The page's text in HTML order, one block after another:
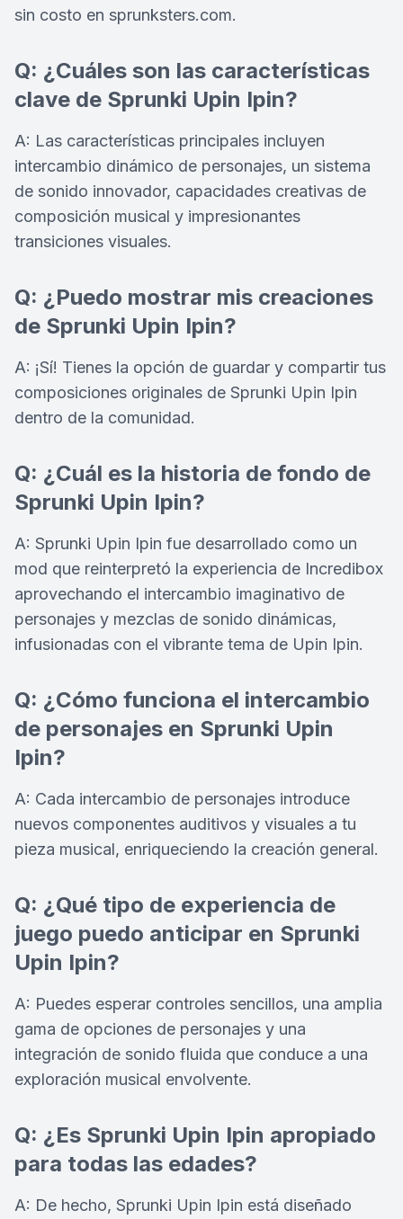
sin costo en sprunksters.com.
Q: ¿Cuáles son las características
clave de Sprunki Upin Ipin?
A: Las características principales incluyen
intercambio dinámico de personajes, un sistema
de sonido innovador, capacidades creativas de
composición musical y impresionantes
transiciones visuales.
Q: ¿Puedo mostrar mis creaciones
de Sprunki Upin Ipin?
A: ¡Sí! Tienes la opción de guardar y compartir tus
composiciones originales de Sprunki Upin Ipin
dentro de la comunidad.
Q: ¿Cuál es la historia de fondo de
Sprunki Upin Ipin?
A: Sprunki Upin Ipin fue desarrollado como un
mod que reinterpretó la experiencia de Incredibox
aprovechando el intercambio imaginativo de
personajes y mezclas de sonido dinámicas,
infusionadas con el vibrante tema de Upin Ipin.
Q: ¿Cómo funciona el intercambio
de personajes en Sprunki Upin
Ipin?
A: Cada intercambio de personajes introduce
nuevos componentes auditivos y visuales a tu
pieza musical, enriqueciendo la creación general.
Q: ¿Qué tipo de experiencia de
juego puedo anticipar en Sprunki
Upin Ipin?
A: Puedes esperar controles sencillos, una amplia
gama de opciones de personajes y una
integración de sonido fluida que conduce a una
exploración musical envolvente.
Q: ¿Es Sprunki Upin Ipin apropiado
para todas las edades?
A: De hecho, Sprunki Upin Ipin está diseñado